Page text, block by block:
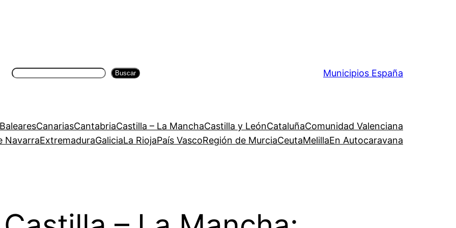
Buscar Buscar Municipios España
CanariasCantabriaCastilla – La ManchaCastilla y LeónCataluñaComunidad Valenciana
NavarraExtremaduraGaliciaLa RiojaPaís VascoRegión de MurciaCeutaMelillaEn Autocaravana